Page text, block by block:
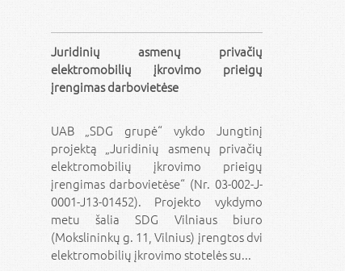
Juridinių asmenų privačių
elektromobilių įkrovimo prieigų
įrengimas darbovietėse
UAB „SDG grupė“ vykdo Jungtinį
projektą „Juridinių asmenų privačių
elektromobilių įkrovimo prieigų
įrengimas darbovietėse“ (Nr. 03-002-J-
0001-J13-01452). Projekto vykdymo
metu šalia SDG Vilniaus biuro
(Mokslininkų g. 11, Vilnius) įrengtos dvi
elektromobilių įkrovimo stotelės su...